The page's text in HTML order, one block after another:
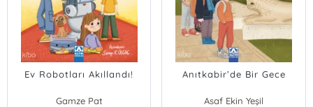
Ev Robotları Akıllandı!
Gamze Pat
Anıtkabir’de Bir Gece
Asaf Ekin Yeşil